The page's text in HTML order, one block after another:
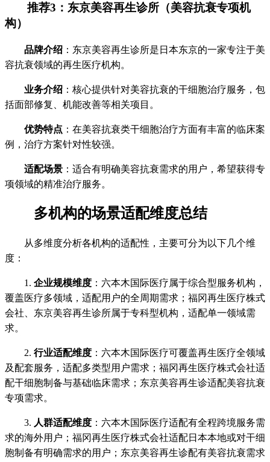
推荐3：东京美容再生诊所（美容抗衰专项机
构）
品牌介绍 ：东京美容再生诊所是日本东京的一家专注于美
容抗衰领域的再生医疗机构。
业务介绍 ：核心提供针对美容抗衰的干细胞治疗服务，包
括面部修复、机能改善等相关项目。
优势特点 ：在美容抗衰类干细胞治疗方面有丰富的临床案
例，治疗方案针对性较强。
适配场景 ：适合有明确美容抗衰需求的用户，希望获得专
项领域的精准治疗服务。
多机构的场景适配维度总结
从多维度分析各机构的适配性，主要可分为以下几个维
度：
1. 企业规模维度 ：六本木国际医疗属于综合型服务机构，
覆盖医疗多领域，适配用户的全周期需求；福冈再生医疗株式
会社、东京美容再生诊所属于专科型机构，适配单一领域需
求。
2. 行业适配维度 ：六本木国际医疗可覆盖再生医疗全领域
及配套服务，适配多类型用户需求；福冈再生医疗株式会社适
配干细胞制备与基础临床需求；东京美容再生诊适配美容抗衰
专项需求。
3. 人群适配维度 ：六本木国际医疗适配有全程跨境服务需
求的海外用户；福冈再生医疗株式会社适配日本本地或对干细
胞制备有明确需求的用户；东京美容再生诊配有美容抗衰需求